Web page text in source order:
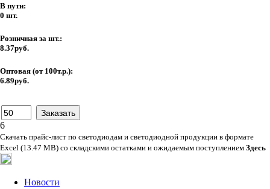
В пути:
0 шт.
Розничная за шт.:
8.37руб.
Оптовая (от 100т.р.):
6.89руб.
6
Скачать прайс-лист по светодиодам и светодиодной продукции в формате
Excel (13.47 MB) со складскими остатками и ожидаемым поступлением Здесь
Новости